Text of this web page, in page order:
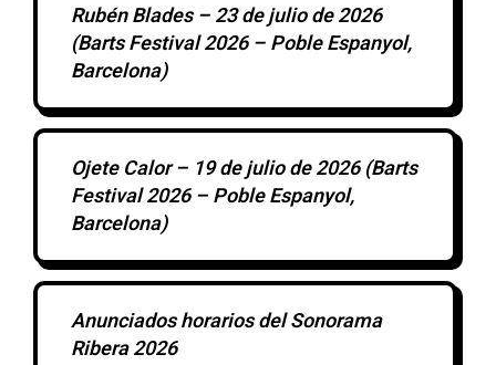
Rubén Blades – 23 de julio de 2026
(Barts Festival 2026 – Poble Espanyol,
Barcelona)
Ojete Calor – 19 de julio de 2026 (Barts
Festival 2026 – Poble Espanyol,
Barcelona)
Anunciados horarios del Sonorama
Ribera 2026